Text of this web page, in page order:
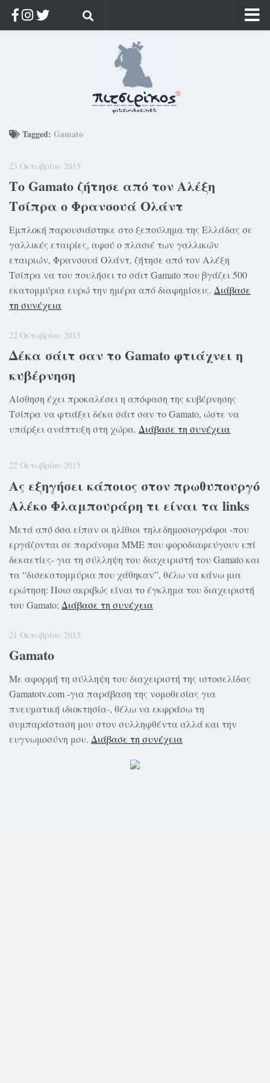
Ρίζα & Διάρκεια
Διαφήμιση
Γίνετε συνδρομητής
Μόνο για συνδρομητές
Log in
Tagged: Gamato
23 Οκτωβρίου 2015
Το Gamato ζήτησε από τον Αλέξη
Τσίπρα ο Φρανσουά Ολάντ
Εμπλοκή παρουσιάστηκε στο ξεπούλημα της Ελλάδας σε
γαλλικές εταιρίες, αφού ο πλασιέ των γαλλικών
εταιριών, Φρανσουά Ολάντ, ζήτησε από τον Αλέξη
Τσίπρα να του πουλήσει το σάιτ Gamato που βγάζει 500
εκατομμύρια ευρώ την ημέρα από διαφημίσεις. Διάβασε
τη συνέχεια
22 Οκτωβρίου 2015
Δέκα σάιτ σαν το Gamato φτιάχνει η
κυβέρνηση
Αίσθηση έχει προκαλέσει η απόφαση της κυβέρνησης
Τσίπρα να φτιάξει δέκα σάιτ σαν το Gamato, ώστε να
υπάρξει ανάπτυξη στη χώρα. Διάβασε τη συνέχεια
22 Οκτωβρίου 2015
Ας εξηγήσει κάποιος στον πρωθυπουργό
Αλέκο Φλαμπουράρη τι είναι τα links
Μετά από όσα είπαν οι ηλίθιοι τηλεδημοσιογράφοι -που
εργάζονται σε παράνομα ΜΜΕ που φοροδιαφεύγουν επί
δεκαετίες- για τη σύλληψη του διαχειριστή του Gamato και
τα “δισεκατομμύρια που χάθηκαν”, θέλω να κάνω μια
ερώτηση: Ποιο ακριβώς είναι το έγκλημα του διαχειριστή
του Gamato; Διάβασε τη συνέχεια
21 Οκτωβρίου 2015
Gamato
Με αφορμή τη σύλληψη του διαχειριστή της ιστοσελίδας
Gamatotv.com -για παράβαση της νομοθεσίας για
πνευματική ιδιοκτησία-, θέλω να εκφράσω τη
συμπαράσταση μου στον συλληφθέντα αλλά και την
ευγνωμοσύνη μου. Διάβασε τη συνέχεια